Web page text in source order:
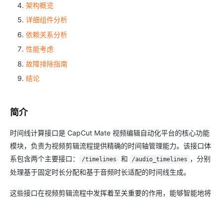
架构概览
详细组件分析
依赖关系分析
性能考虑
故障排除指南
结论
简介
时间线计算接口是 CapCut Mate 视频编辑自动化平台的核心功能
模块，负责为视频剪辑流程提供精确的时间轴管理能力。该接口体
系包含两个主要接口：
/timelines 和 /audio_timelines ，分别
处理基于固定时长分配和基于音频时长适配的时间线生成。
这些接口在视频剪辑流程中发挥着至关重要的作用，能够智能地将